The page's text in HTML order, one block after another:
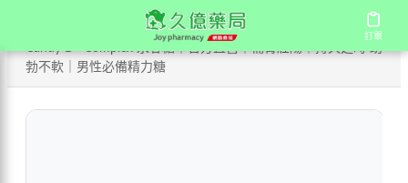
訂單
訂單
Candy B+ Complex 永春糖｜官方直營｜補腎壯陽｜持久延時 助
勃不軟｜男性必備精力糖